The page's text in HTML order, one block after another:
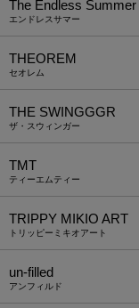
The Endless Summer
エンドレスサマー
THEOREM
セオレム
THE SWINGGGR
ザ・スウィンガー
TMT
ティーエムティー
TRIPPY MIKIO ART
トリッピーミキオアート
un-filled
アンフィルド